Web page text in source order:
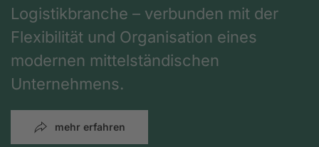
Logistikbranche – verbunden mit der
Flexibilität und Organisation eines
modernen mittelständischen
Unternehmens.
mehr erfahren